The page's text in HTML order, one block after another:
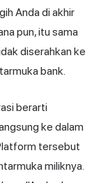
Anda di akhir
pun, itu sama
diserahkan ke
bank.
berarti
ke dalam
tersebut
miliknya.